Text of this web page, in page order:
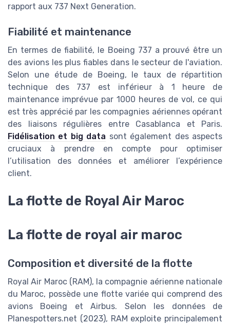
rapport aux 737 Next Generation.
Fiabilité et maintenance
En termes de fiabilité, le Boeing 737 a prouvé être un
des avions les plus fiables dans le secteur de l'aviation.
Selon une étude de Boeing, le taux de répartition
technique des 737 est inférieur à 1 heure de
maintenance imprévue par 1000 heures de vol, ce qui
est très apprécié par les compagnies aériennes opérant
des liaisons régulières entre Casablanca et Paris.
Fidélisation et big data sont également des aspects
cruciaux à prendre en compte pour optimiser
l’utilisation des données et améliorer l’expérience
client.
La flotte de Royal Air Maroc
La flotte de royal air maroc
Composition et diversité de la flotte
Royal Air Maroc (RAM), la compagnie aérienne nationale
du Maroc, possède une flotte variée qui comprend des
avions Boeing et Airbus. Selon les données de
Planespotters.net (2023), RAM exploite principalement